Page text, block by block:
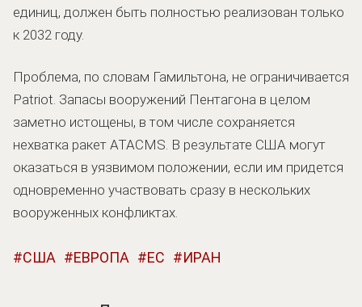
единиц, должен быть полностью реализован только
к 2032 году.
Проблема, по словам Гамильтона, не ограничивается
Patriot. Запасы вооружений Пентагона в целом
заметно истощены, в том числе сохраняется
нехватка ракет ATACMS. В результате США могут
оказаться в уязвимом положении, если им придется
одновременно участвовать сразу в нескольких
вооруженных конфликтах.
США ЕВРОПА ЕС ИРАН